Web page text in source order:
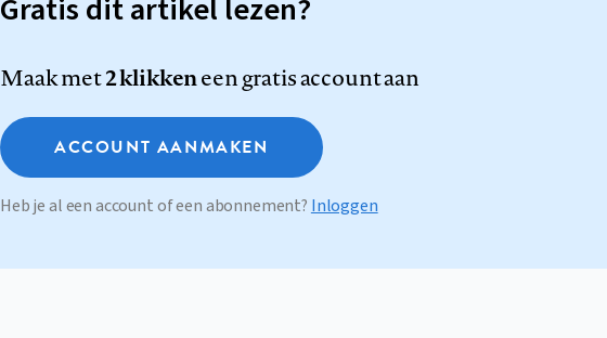
Gratis dit artikel lezen?
Maak met2 klikkeneen gratis account aan
ACCOUNT AANMAKEN
Heb je al een account of een abonnement? Inloggen